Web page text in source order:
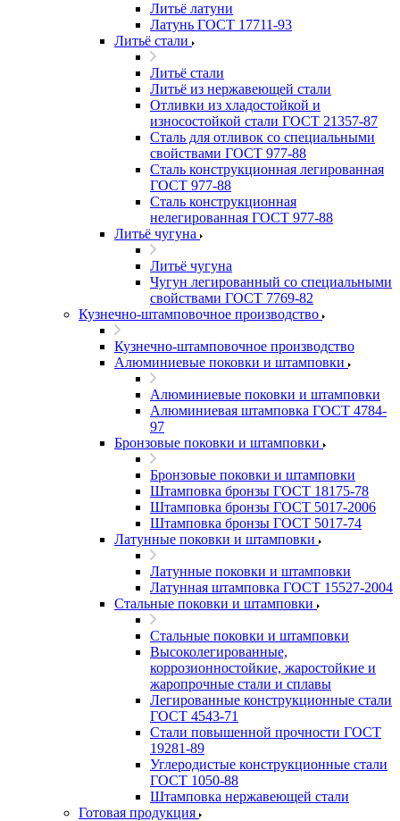
Литьё латуни
Латунь ГОСТ 17711-93
Литьё стали
Литьё стали
Литьё из нержавеющей стали
Отливки из хладостойкой и
износостойкой стали ГОСТ 21357-87
Сталь для отливок со специальными
свойствами ГОСТ 977-88
Сталь конструкционная легированная
ГОСТ 977-88
Сталь конструкционная
нелегированная ГОСТ 977-88
Литьё чугуна
Литьё чугуна
Чугун легированный со специальными
свойствами ГОСТ 7769-82
Кузнечно-штамповочное производство
Кузнечно-штамповочное производство
Алюминиевые поковки и штамповки
Алюминиевые поковки и штамповки
Алюминиевая штамповка ГОСТ 4784-
97
Бронзовые поковки и штамповки
Бронзовые поковки и штамповки
Штамповка бронзы ГОСТ 18175-78
Штамповка бронзы ГОСТ 5017-2006
Штамповка бронзы ГОСТ 5017-74
Латунные поковки и штамповки
Латунные поковки и штамповки
Латунная штамповка ГОСТ 15527-2004
Стальные поковки и штамповки
Стальные поковки и штамповки
Высоколегированные,
коррозионностойкие, жаростойкие и
жаропрочные стали и сплавы
Легированные конструкционные стали
ГОСТ 4543-71
Стали повышенной прочности ГОСТ
19281-89
Углеродистые конструкционные стали
ГОСТ 1050-88
Штамповка нержавеющей стали
Готовая продукция